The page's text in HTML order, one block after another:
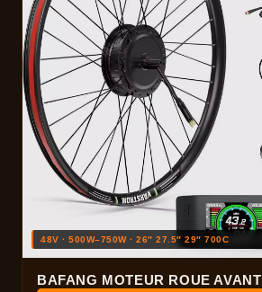
48V · 500W–750W · 26″ 27.5″ 29″ 700C
BAFANG MOTEUR ROUE AVANT